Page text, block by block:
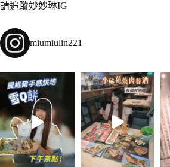
請追蹤妙妙琳IG
miumiulin221